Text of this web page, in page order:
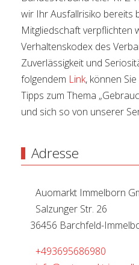
wir Ihr Ausfallrisiko bereits
Mitgliedschaft verpflichten
Verhaltenskodex des
Zuverlässigkeit und
folgendem Link, können
Tipps zum Thema
und sich so von unserer
Adresse
Auomarkt Immelborn
Salzunger Str. 26
36456 Barchfeld-
+493695686980